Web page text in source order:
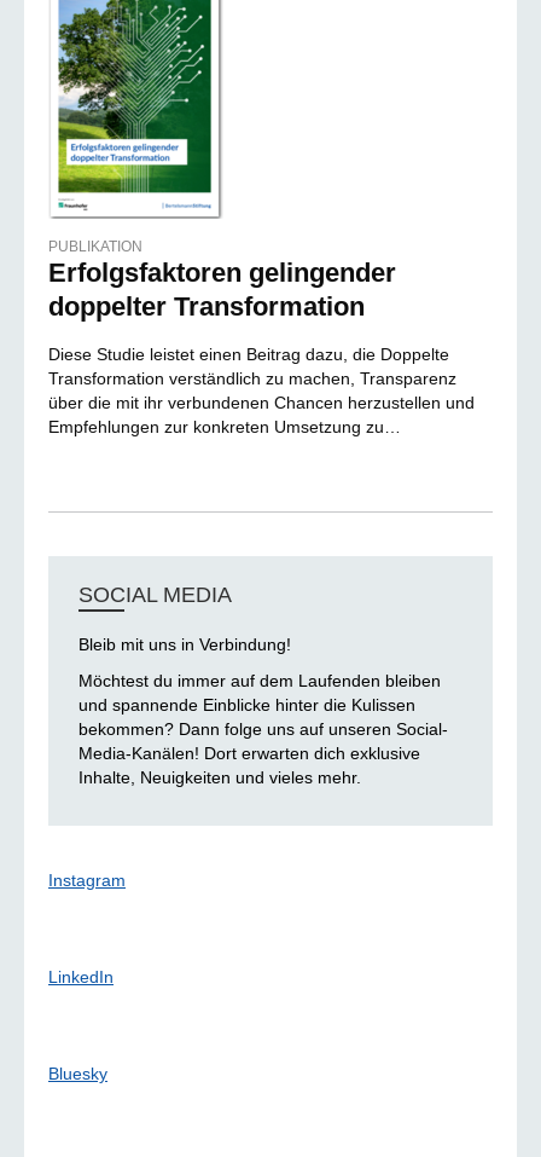
PUBLIKATION
Erfolgsfaktoren gelingender
doppelter Transformation
Diese Studie leistet einen Beitrag dazu, die Doppelte
Transformation verständlich zu machen, Transparenz
über die mit ihr verbundenen Chancen herzustellen und
Empfehlungen zur konkreten Umsetzung zu…
SOCIAL MEDIA
Bleib mit uns in Verbindung!
Möchtest du immer auf dem Laufenden bleiben
und spannende Einblicke hinter die Kulissen
bekommen? Dann folge uns auf unseren Social-
Media-Kanälen! Dort erwarten dich exklusive
Inhalte, Neuigkeiten und vieles mehr.
Instagram
LinkedIn
Bluesky